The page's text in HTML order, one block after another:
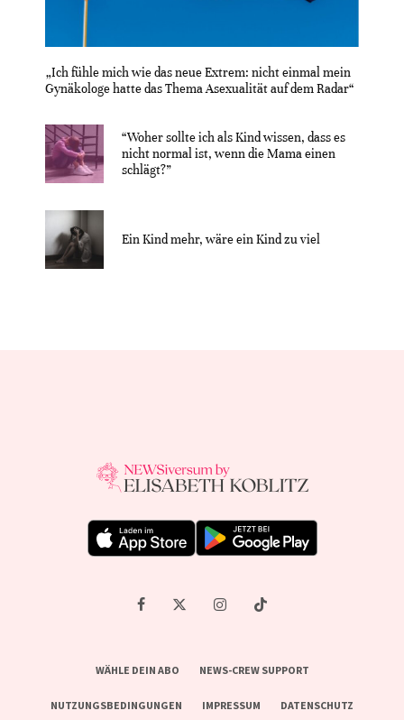
„Ich fühle mich wie das neue Extrem: nicht einmal mein
Gynäkologe hatte das Thema Asexualität auf dem Radar“
“Woher sollte ich als Kind wissen, dass es
nicht normal ist, wenn die Mama einen
schlägt?”
Ein Kind mehr, wäre ein Kind zu viel
WÄHLE DEIN ABO NEWS-CREW SUPPORT
NUTZUNGSBEDINGUNGEN IMPRESSUM DATENSCHUTZ